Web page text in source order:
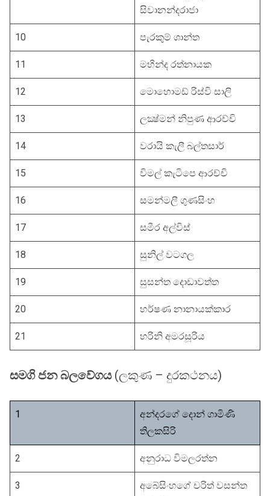
සිවානන්දරාජා
10 පැරකුම් ශාන්ත
11 මහින්ද රත්නායක
12 මොහොමඩ් රිස්වි සාලි
13 ලක්‍ෂ්මන් නිපුණ ආරච්චි
14 වරායි කැලී බල්තසාර්
15 විමල් කැටිපෙ ආරච්චි
16 සමන්මලී ගුණසිංහ
17 සමීර අල්විස්
18 සුනිල් වටගල
19 සුසන්ත දොඩාවත්ත
20 හර්ෂණ නානායක්කාර
21 හරිනි අමරසූරිය
සමගි ජන බලවේගය(ලකුණ – දුරකථනය)
1
අන්දරගේ දොන් ගාමිණි
තිලකසිරි
2 අනුරාධ විමලරත්න
3
අබේසිංහගේ චරිත් වසන්ත